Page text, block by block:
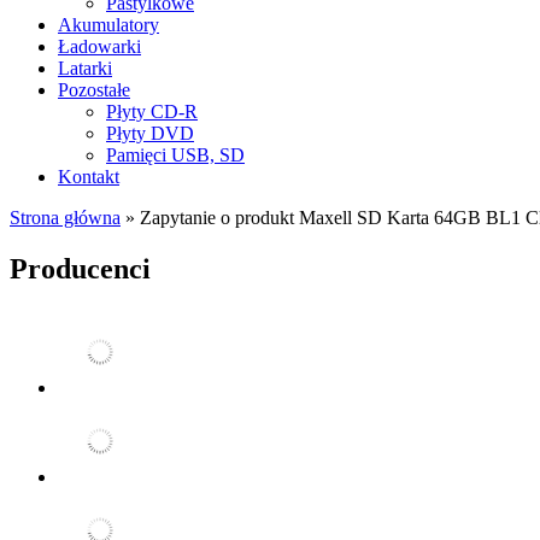
Akumulatory
Ładowarki
Latarki
Pozostałe
Płyty CD-R
Płyty DVD
Pamięci USB, SD
Kontakt
Strona główna » Zapytanie o produkt Maxell SD Karta 64GB BL1
Producenci